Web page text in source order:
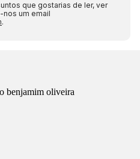
que gostarias de ler, ver
nos um email
.